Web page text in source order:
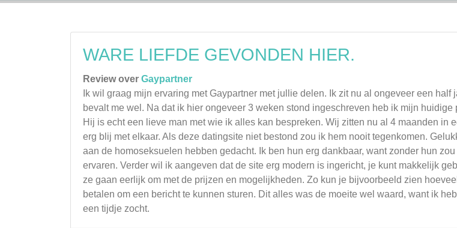
WARE LIEFDE GEVONDEN HIER.
Review over Gaypartner
Ik wil graag mijn ervaring met Gaypartner met jullie delen. Ik zit nu al ongeveer een half
bevalt me wel. Na dat ik hier ongeveer 3 weken stond ingeschreven heb ik mijn huidige
Hij is echt een lieve man met wie ik alles kan bespreken. Wij zitten nu al 4 maanden in
erg blij met elkaar. Als deze datingsite niet bestond zou ik hem nooit tegenkomen.
aan de homoseksuelen hebben gedacht. Ik ben hun erg dankbaar, want zonder hun
ervaren. Verder wil ik aangeven dat de site erg modern is ingericht, je kunt makkelijk
ze gaan eerlijk om met de prijzen en mogelijkheden. Zo kun je bijvoorbeeld zien
betalen om een bericht te kunnen sturen. Dit alles was de moeite wel waard, want ik
een tijdje zocht.